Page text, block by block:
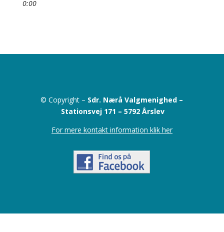
0:00
© Copyright – Sdr. Nærå Valgmenighed –
Stationsvej 171 –5792 Årslev
For mere kontakt information klik her